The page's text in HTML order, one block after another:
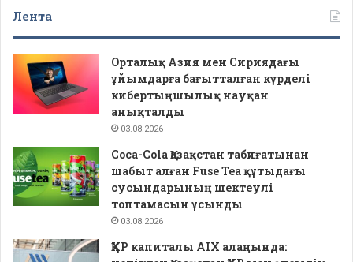
Лента
Орталық Азия мен Сириядағы
ұйымдарға бағытталған күрделі
кибертыңшылық науқан
анықталды
03.08.2026
Coca-Cola Қазақстан табиғатынан
шабыт алған Fuse Tea құтыдағы
сусындарының шектеулі
топтамасын ұсынды
03.08.2026
ҚХР капиталы AIX алаңында: